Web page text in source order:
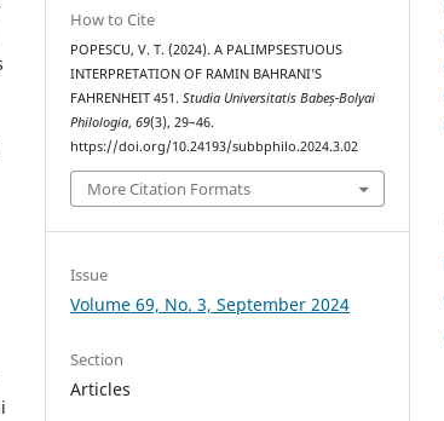
How to Cite
POPESCU, V. T. (2024). A PALIMPSESTUOUS
INTERPRETATION OF RAMIN BAHRANI’S
FAHRENHEIT 451.Studia Universitatis Babeș-Bolyai
Philologia,69(3), 29–46.
https://doi.org/10.24193/subbphilo.2024.3.02
More Citation Formats
Issue
Volume 69, No. 3, September 2024
Section
Articles